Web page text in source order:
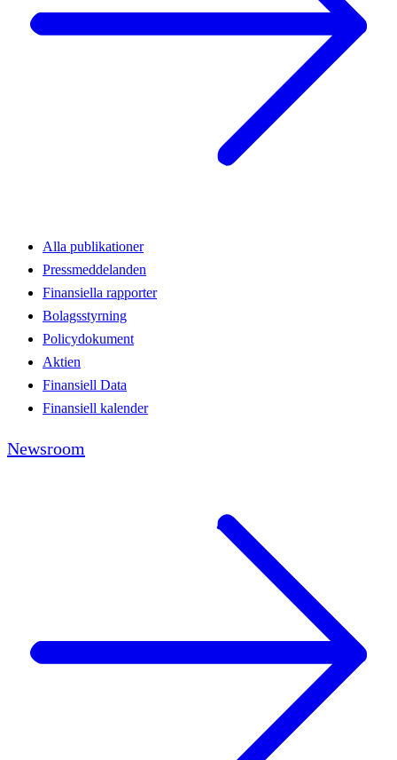
Alla publikationer
Pressmeddelanden
Finansiella rapporter
Bolagsstyrning
Policydokument
Aktien
Finansiell Data
Finansiell kalender
Newsroom